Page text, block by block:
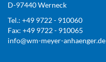
D-97440 Werneck
Tel.: +49 9722 - 910060
Fax: +49 9722 - 910065
info@wm-meyer-anhaenger.de